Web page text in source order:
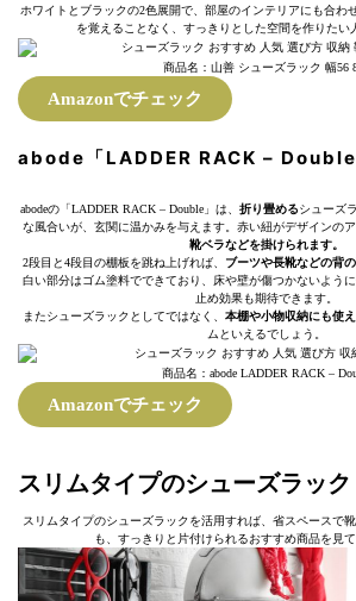
ホワイトとブラックの2色展開で、部屋のインテリアにも合わ
を覚えることなく、すっきりとした空間を作りたい
商品名：山善 シューズラック 幅56
Amazonでチェック
abode「LADDER RACK – Double
abodeの「LADDER RACK – Double」は、 折り畳めるシューズ
な風合いが、玄関に温かみを与えます。赤い紐がデザインのア
靴ベラなどを掛けられます。
2段目と4段目の棚板を跳ね上げれば、 ブーツや長靴などの背
白い部分はゴム塗料でできており、床や壁が傷つかないよう
止め効果も期待できます。
またシューズラックとしてではなく、 本棚や小物収納にも使
ムといえるでしょう。
商品名：abode LADDER RACK –
Amazonでチェック
スリムタイプのシューズラック
スリムタイプのシューズラックを活用すれば、省スペースで
も、すっきりと片付けられるおすすめ商品を見て